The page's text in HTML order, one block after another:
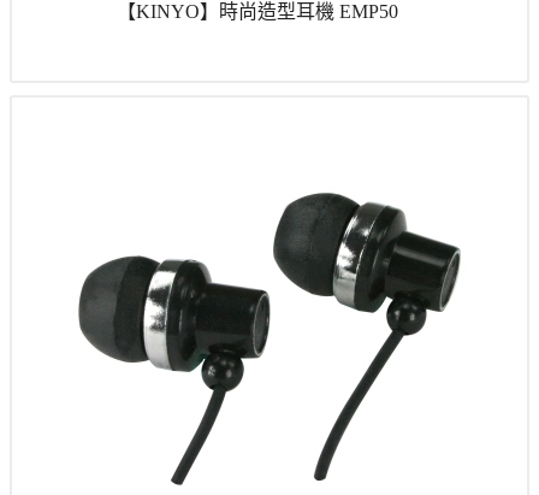
【KINYO】時尚造型耳機 EMP50